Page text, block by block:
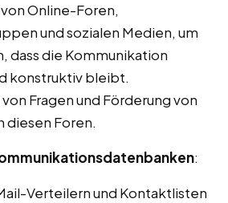
Online-Foren,
und sozialen Medien, um
dass die Kommunikation
konstruktiv bleibt.
Fragen und Förderung von
diesen Foren.
:
Verteilern und Kontaktlisten